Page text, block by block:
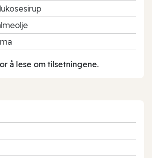
å lese om tilsetningene.